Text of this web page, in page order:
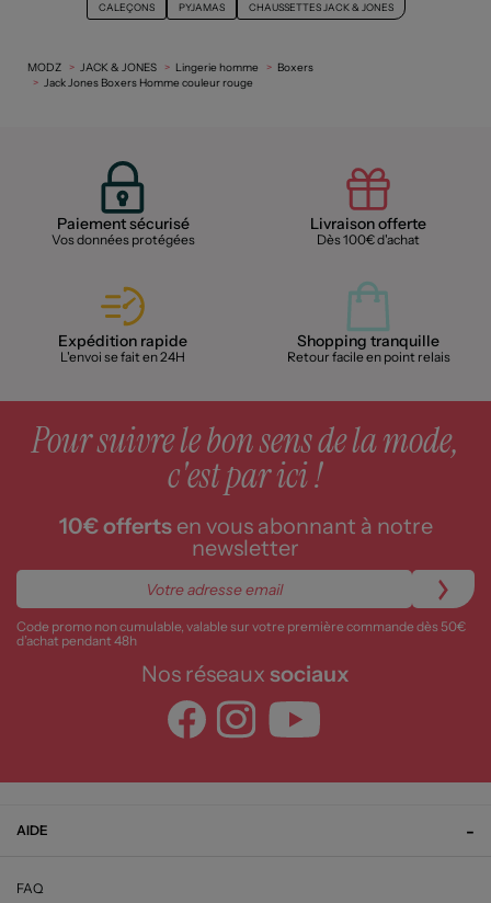
CALEÇONS PYJAMAS CHAUSSETTES JACK & JONES
MODZ JACK & JONES Lingerie homme
Boxers
Jack Jones Boxers Homme couleur rouge
Paiement sécurisé
Vos données protégées
Livraison offerte
Dès 100€ d'achat
Expédition rapide
L'envoi se fait en 24H
Shopping tranquille
Retour facile en point relais
Pour suivre le bon sens de la mode,
c'est par ici !
10€ offertsen vous abonnant à notre
newsletter
Code promo non cumulable, valable sur votre première commande dès 50€
d’achat pendant 48h
Nos réseaux sociaux
AIDE
FAQ